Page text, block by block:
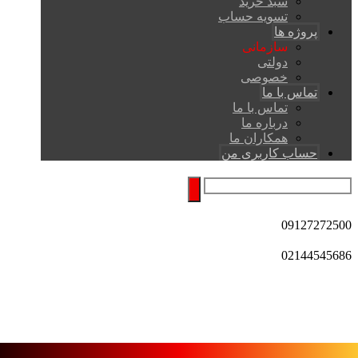
تسویه حساب
پروژه ها
سازمانی
دولتی
خصوصی
تماس با ما
تماس با ما
درباره ما
همکاران ما
حساب کاربری من
09127272500
02144545686